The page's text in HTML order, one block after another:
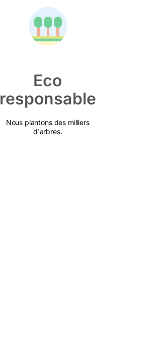
Eco
responsable
Nous plantons des milliers
d'arbres.